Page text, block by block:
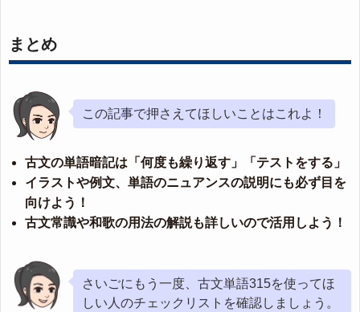
まとめ
この記事で押さえてほしいことはこれよ！
古文の単語暗記は「何度も繰り返す」「テストをする」
イラストや例文、単語のニュアンスの説明にも必ず目を
向けよう！
古文常識や和歌の用法の解説も詳しいので活用しよう！
さいごにもう一度、古文単語315を使ってほ
しい人のチェックリストを確認しましょう。